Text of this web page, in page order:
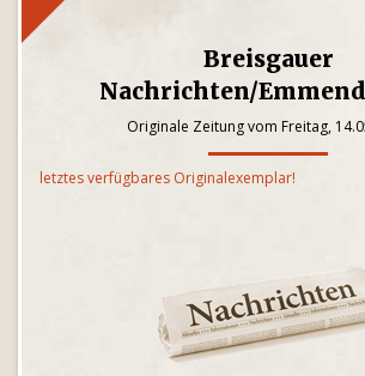
Breisgauer
Nachrichten/
Originale Zeitung vom Freitag,
letztes verfügbares Originalexemplar!